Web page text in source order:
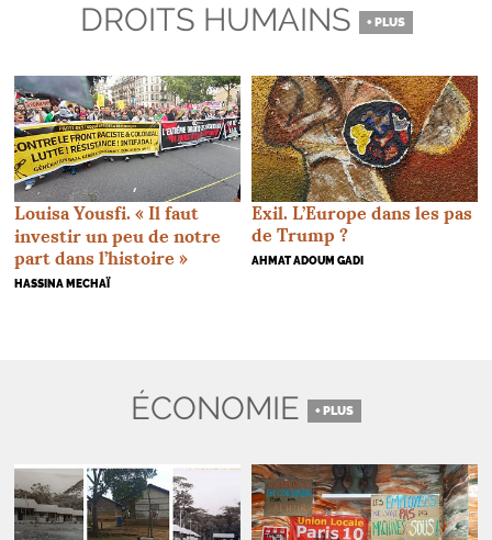
DROITS HUMAINS + PLUS
Louisa Yousfi. « Il faut
investir un peu de notre
part dans l’histoire »
HASSINA MECHAÏ
Exil. L’Europe dans les pas
de Trump ?
AHMAT ADOUM GADI
ÉCONOMIE + PLUS